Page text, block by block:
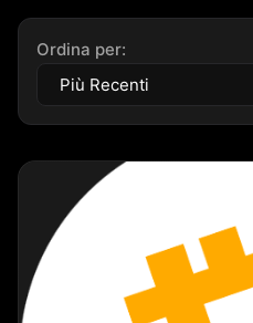
Ordina per: